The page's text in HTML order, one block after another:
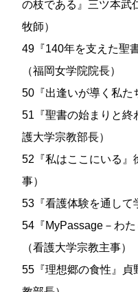
の枝である』三ツ本武
牧師）
49『140年を支えた聖
（福岡女学院院長）
50『出逢いが導く私た
51『聖書の始まりと終
護大学宗教部長）
52『私はここにいる』
事）
53『看護体験を通して
54『MyPassage－わ
（看護大学宗教主事）
55『理想郷の食性』貞